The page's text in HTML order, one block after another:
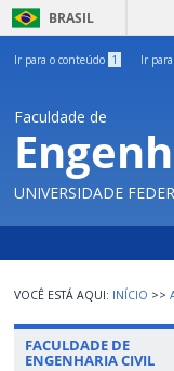
BRASIL
Ir para o conteúdo 1 Ir
Faculdade de
UNIVERSIDADE
INÍCIO >>
FACULDADE DE
ENGENHARIA CIVIL